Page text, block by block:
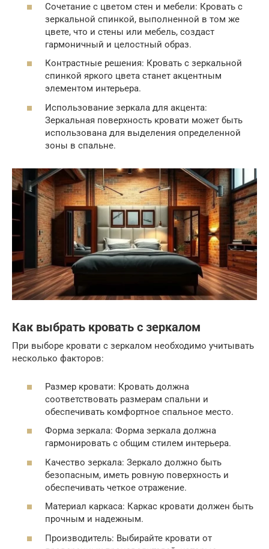
Сочетание с цветом стен и мебели: Кровать с
зеркальной спинкой, выполненной в том же
цвете, что и стены или мебель, создаст
гармоничный и целостный образ.
Контрастные решения: Кровать с зеркальной
спинкой яркого цвета станет акцентным
элементом интерьера.
Использование зеркала для акцента:
Зеркальная поверхность кровати может быть
использована для выделения определенной
зоны в спальне.
Как выбрать кровать с зеркалом
При выборе кровати с зеркалом необходимо учитывать
несколько факторов:
Размер кровати: Кровать должна
соответствовать размерам спальни и
обеспечивать комфортное спальное место.
Форма зеркала: Форма зеркала должна
гармонировать с общим стилем интерьера.
Качество зеркала: Зеркало должно быть
безопасным, иметь ровную поверхность и
обеспечивать четкое отражение.
Материал каркаса: Каркас кровати должен быть
прочным и надежным.
Производитель: Выбирайте кровати от